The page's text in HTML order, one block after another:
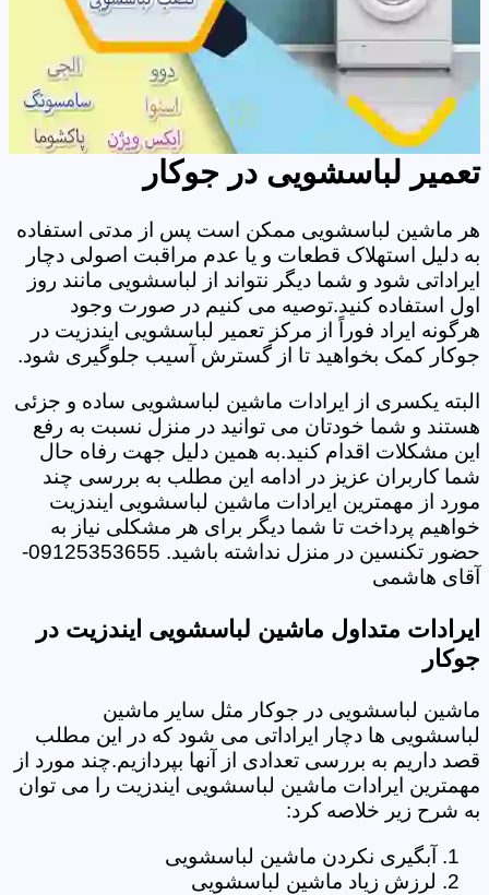
تعمیر لباسشویی در جوکار
هر ماشین لباسشویی ممکن است پس از مدتی استفاده
به دلیل استهلاک قطعات و یا عدم مراقبت اصولی دچار
ایراداتی شود و شما دیگر نتواند از لباسشویی مانند روز
اول استفاده کنید.توصیه می کنیم در صورت وجود
هرگونه ایراد فوراً از مرکز تعمیر لباسشویی ایندزیت در
جوکار کمک بخواهید تا از گسترش آسیب جلوگیری شود.
البته یکسری از ایرادات ماشین لباسشویی ساده و جزئی
هستند و شما خودتان می توانید در منزل نسبت به رفع
این مشکلات اقدام کنید.به همین دلیل جهت رفاه حال
شما کاربران عزیز در ادامه این مطلب به بررسی چند
مورد از مهمترین ایرادات ماشین لباسشویی ایندزیت
خواهیم پرداخت تا شما دیگر برای هر مشکلی نیاز به
حضور تکنسین در منزل نداشته باشید. 09125353655-
آقای هاشمی
ایرادات متداول ماشین لباسشویی ایندزیت در
جوکار
ماشین لباسشویی در جوکار مثل سایر ماشین
لباسشویی ها دچار ایراداتی می شود که در این مطلب
قصد داریم به بررسی تعدادی از آنها بپردازیم.چند مورد از
مهمترین ایرادات ماشین لباسشویی ایندزیت را می توان
به شرح زیر خلاصه کرد:
آبگیری نکردن ماشین لباسشویی
لرزش زیاد ماشین لباسشویی